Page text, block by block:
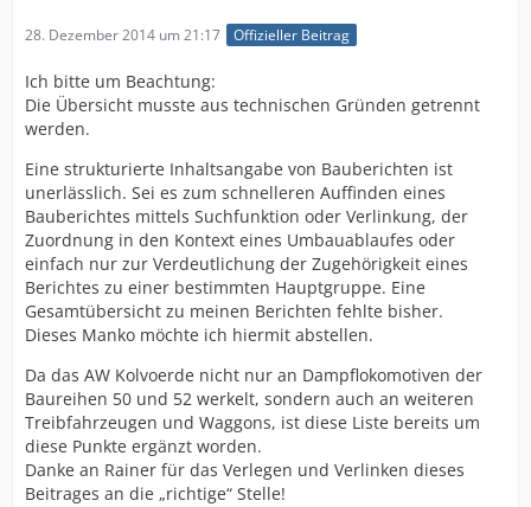
28. Dezember 2014 um 21:17 Offizieller Beitrag
Ich bitte um Beachtung:
Die Übersicht musste aus technischen Gründen getrennt
werden.
Eine strukturierte Inhaltsangabe von Bauberichten ist
unerlässlich. Sei es zum schnelleren Auffinden eines
Bauberichtes mittels Suchfunktion oder Verlinkung, der
Zuordnung in den Kontext eines Umbauablaufes oder
einfach nur zur Verdeutlichung der Zugehörigkeit eines
Berichtes zu einer bestimmten Hauptgruppe. Eine
Gesamtübersicht zu meinen Berichten fehlte bisher.
Dieses Manko möchte ich hiermit abstellen.
Da das AW Kolvoerde nicht nur an Dampflokomotiven der
Baureihen 50 und 52 werkelt, sondern auch an weiteren
Treibfahrzeugen und Waggons, ist diese Liste bereits um
diese Punkte ergänzt worden.
Danke an Rainer für das Verlegen und Verlinken dieses
Beitrages an die „richtige“ Stelle!